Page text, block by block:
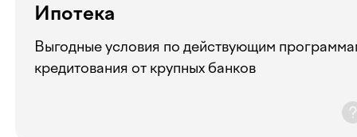
Ипотека
Выгодные условия по действующим
кредитования от крупных банков